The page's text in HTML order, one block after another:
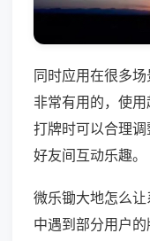
同时应用在很多
非常有用的，使
打牌时可以合理
好友间互动乐趣。
微乐锄大地怎么
中遇到部分用户